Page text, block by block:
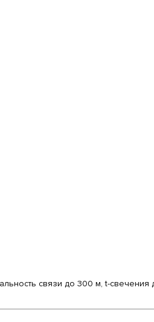
связи до 300 м, t-свечения